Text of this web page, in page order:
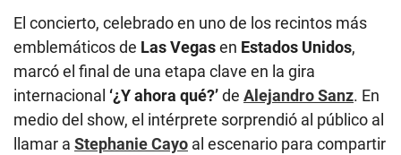
El concierto, celebrado en uno de los recintos más
emblemáticos de Las Vegasen Estados Unidos,
marcó el final de una etapa clave en la gira
internacional ‘¿Y ahora qué?’de Alejandro Sanz. En
medio del show, el intérprete sorprendió al público al
llamar a Stephanie Cayo al escenario para compartir